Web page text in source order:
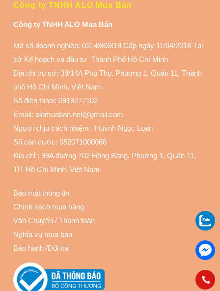
Công ty TNHH ALO Mua Bán
Công ty TNHH ALO Mua Bán
Mã số doanh nghiệp: 0314983819 Cấp ngày 11/04/2018 Tại
sở Kế hoạch và đầu tư Thành Phố Hồ Chí Minh
Địa chỉ trụ sở: 39/14A Phú Thọ, Phuờng 1, Quận 11, Thành
phố Hồ Chí Minh, Việt Nam.
Số điện thoại: 0919277102
Email: alomuaban.net@gmail.com
Người chịu trách nhiệm: Huỳnh Ngọc Loan
Số căn cước: 052071000068
Địa chỉ : 99A đuờng 702 Hồng Bàng, Phuờng 1, Quận 11,
TP. Hồ Chí Minh, Việt Nam
Bảo mật thông tin
Chính sách mua hàng
Vận Chuyển / Thanh toán
Nghĩa vụ mua bán
Bảo hành /Đổi trả